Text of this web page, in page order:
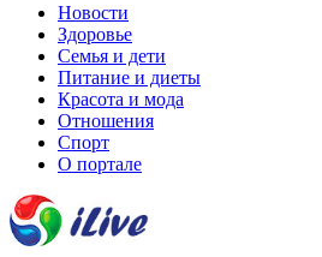
Новости
Здоровье
Семья и дети
Питание и диеты
Красота и мода
Отношения
Спорт
О портале